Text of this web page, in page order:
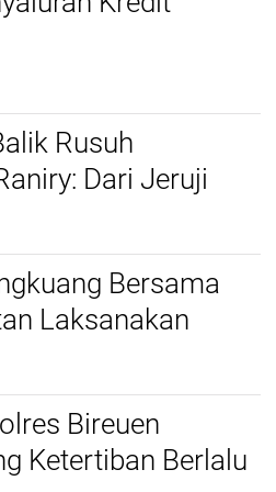
Rusuh
Dari Jeruji
Bersama
Laksanakan
Diabetes
Bireuen
Ketertiban Berlalu